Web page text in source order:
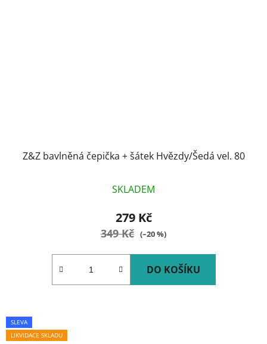
Z&Z bavlněná čepička + šátek Hvězdy/Šedá vel. 80
SKLADEM
279 Kč
349 Kč (–20 %)
DO KOŠÍKU
SLEVA
LIKVIDACE SKLADU